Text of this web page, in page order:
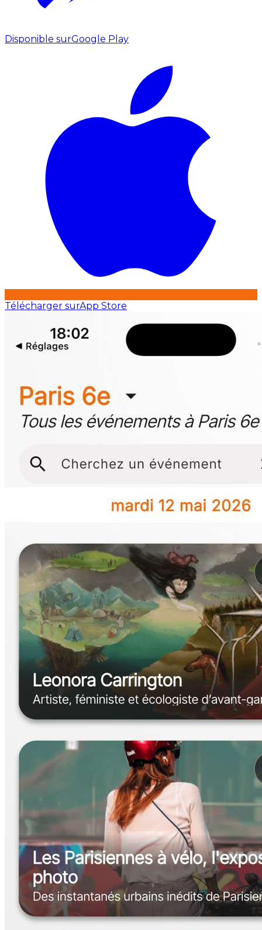
Disponible surGoogle Play
Télécharger surApp Store